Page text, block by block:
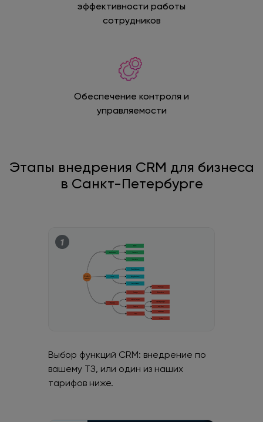
эффективности работы
сотрудников
Обеспечение контроля и
управляемости
Этапы внедрения CRM для бизнеса
в Санкт-Петербурге
Выбор функций CRM: внедрение по
вашему ТЗ, или один из наших
тарифов ниже.